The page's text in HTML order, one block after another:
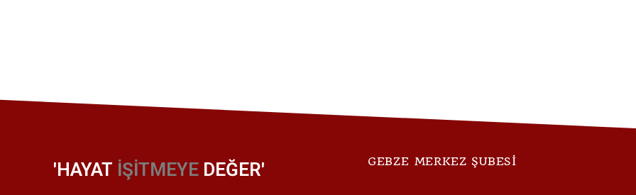
'HAYAT İŞİTMEYE DEĞER' GEBZE MERKEZ ŞUBESİ